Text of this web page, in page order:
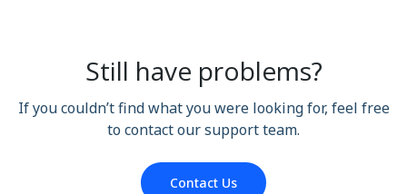
Still have problems?
If you couldn’t find what you were looking for, feel free
to contact our support team.